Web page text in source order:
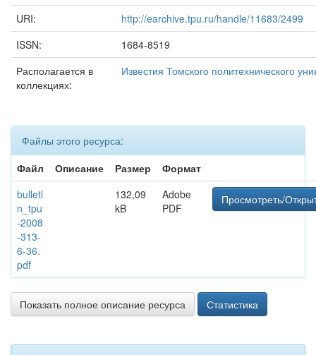
URI:
http://earchive.tpu.ru/handle/11683/2499
ISSN:
1684-8519
Располагается в
коллекциях:
Известия Томского политехнического
Файлы этого ресурса:
Файл
Описание Размер
Формат
bulleti
n_tpu
-2008
-313-
6-36.
pdf
132,09
kB
Adobe
PDF
Просмотреть/
Показать полное описание ресурса Статистика